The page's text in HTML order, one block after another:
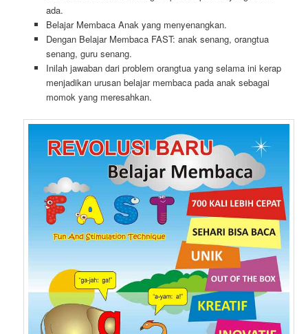
ada.
Belajar Membaca Anak yang menyenangkan.
Dengan Belajar Membaca FAST: anak senang, orangtua
senang, guru senang.
Inilah jawaban dari problem orangtua yang selama ini kerap
menjadikan urusan belajar membaca pada anak sebagai
momok yang meresahkan.